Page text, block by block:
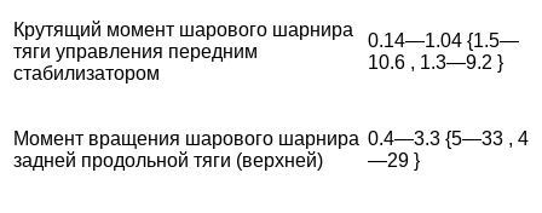
Крутящий момент шарового шарнира
тяги управления передним
стабилизатором
0.14—1.04 {1.5—
10.6 , 1.3—9.2 }
Момент вращения шарового шарнира
задней продольной тяги (верхней)
0.4—3.3 {5—33 , 4
—29 }